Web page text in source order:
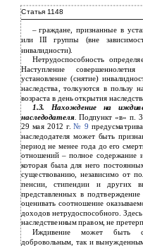
Статья 1148
– граждане, признанные в
или III группы (вне
инвалидности).
Нетрудоспособность
Наступление
установление (снятие)
наследства, толкуются в пользу
возраста в день открытия
1.3. Нахождение на
наследодателя. Подпункт «в» п.
29 мая 2012 г.№ 9
наследодателя может быть
период не менее года до его
отношений – полное содержание
которая была для него
существованию, независимо от
пенсии, стипендии и других
представленных в
оценивать соотношение
доходов нетрудоспособного.
наследственным правом, не
Иждивение может быть
добровольным, так и